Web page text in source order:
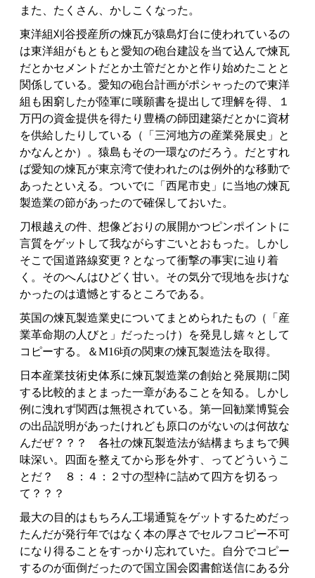
また、たくさん、かしこくなった。
東洋組刈谷授産所の煉瓦が猿島灯台に使われているの
は東洋組がもともと愛知の砲台建設を当て込んで煉瓦
だとかセメントだとか土管だとかと作り始めたことと
関係している。愛知の砲台計画がポシャったので東洋
組も困窮したが陸軍に嘆願書を提出して理解を得、１
万円の資金提供を得たり豊橋の師団建築だとかに資材
を供給したりしている（「三河地方の産業発展史」と
かなんとか）。猿島もその一環なのだろう。だとすれ
ば愛知の煉瓦が東京湾で使われたのは例外的な移動で
あったといえる。ついでに「西尾市史」に当地の煉瓦
製造業の節があったので確保しておいた。
刀根越えの件、想像どおりの展開かつピンポイントに
言質をゲットして我ながらすごいとおもった。しかし
そこで国道路線変更？となって衝撃の事実に辿り着
く。そのへんはひどく甘い。その気分で現地を歩けな
かったのは遺憾とするところである。
英国の煉瓦製造業史についてまとめられたもの（「産
業革命期の人びと」だったっけ）を発見し嬉々として
コピーする。＆M16頃の関東の煉瓦製造法を取得。
日本産業技術史体系に煉瓦製造業の創始と発展期に関
する比較的まとまった一章があることを知る。しかし
例に洩れず関西は無視されている。第一回勧業博覧会
の出品説明があったけれども原口のがないのは何故な
んだぜ？？？ 各社の煉瓦製造法が結構まちまちで興
味深い。四面を整えてから形を外す、ってどういうこ
とだ？ ８：４：２寸の型枠に詰めて四方を切るっ
て？？？
最大の目的はもちろん工場通覧をゲットするためだっ
たんだが発行年ではなく本の厚さでセルフコピー不可
になり得ることをすっかり忘れていた。自分でコピー
するのが面倒だったので国立国会図書館送信にある分